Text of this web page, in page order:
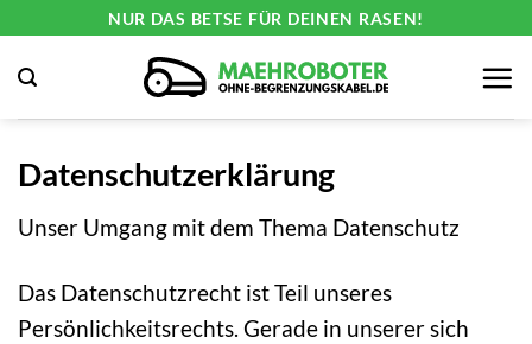
springen
NUR DAS BETSE FÜR DEINEN RASEN!
Datenschutzerklärung
Unser Umgang mit dem Thema Datenschutz
Das Datenschutzrecht ist Teil unseres
Persönlichkeitsrechts. Gerade in unserer sich